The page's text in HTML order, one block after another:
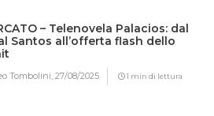
– Telenovela Palacios: dal
Santos all’offerta flash dello
Tombolini,27/08/2025 1 min di lettura